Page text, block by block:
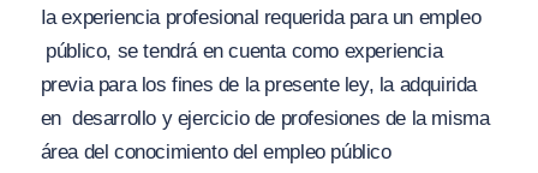
Ia experiencia profesional requerida para un empleo
público, se tendrá en cuenta como experiencia
previa para los fines de la presente ley, la adquirida
en desarrollo y ejercicio de profesiones de la misma
área del conocimiento del empleo público